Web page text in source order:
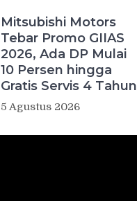
Mitsubishi Motors
Tebar Promo GIIAS
2026, Ada DP Mulai
10 Persen hingga
Gratis Servis 4 Tahun
5 Agustus 2026